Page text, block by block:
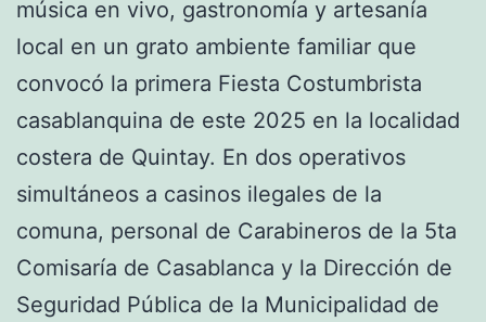
música en vivo, gastronomía y artesanía
local en un grato ambiente familiar que
convocó la primera Fiesta Costumbrista
casablanquina de este 2025 en la localidad
costera de Quintay. En dos operativos
simultáneos a casinos ilegales de la
comuna, personal de Carabineros de la 5ta
Comisaría de Casablanca y la Dirección de
Seguridad Pública de la Municipalidad de